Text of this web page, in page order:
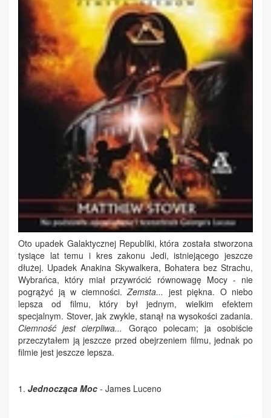
Oto upadek Galaktycznej Republiki, która została stworzona
tysiące lat temu i kres zakonu Jedi, istniejącego jeszcze
dłużej. Upadek Anakina Skywalkera, Bohatera bez Strachu,
Wybrańca, który miał przywrócić równowagę Mocy - nie
pogrążyć ją w ciemności.Zemsta... jest piękna. O niebo
lepsza od filmu, który był jednym, wielkim efektem
specjalnym. Stover, jak zwykle, stanął na wysokości zadania.
Ciemność jest cierpliwa...
Gorąco polecam; ja osobiście
przeczytałem ją jeszcze przed obejrzeniem filmu, jednak po
filmie jest jeszcze lepsza.
1. Jednocząca Moc - James Luceno